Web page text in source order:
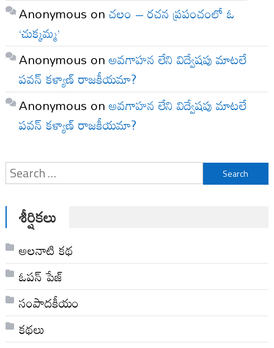
Anonymous onచలం – రచన ప్రపంచంలో ఓ
‘చుక్కమ్మ’
Anonymous onఅవగాహన లేని విద్వేషపు మాటలే
పవన్ కళ్యాణ్ రాజకీయమా?
Anonymous onఅవగాహన లేని విద్వేషపు మాటలే
పవన్ కళ్యాణ్ రాజకీయమా?
Search
for:
శీర్షికలు
అల‌నాటి క‌థ‌
ఓపన్ పేజ్
సంపాదకీయం
కథలు